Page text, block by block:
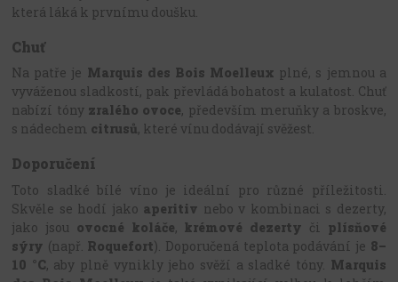
která láká k prvnímu doušku.
Chuť
Na patře je Marquis des Bois Moelleux plné, s jemnou a
vyváženou sladkostí, pak převládá bohatost a kulatost. Chuť
nabízí tóny zralého ovoce, především meruňky a broskve,
s nádechem citrusů, které vínu dodávají svěžest.
Doporučení
Toto sladké bílé víno je ideální pro různé příležitosti.
Skvěle se hodí jako aperitiv nebo v kombinaci s dezerty,
jako jsou ovocné koláče, krémové dezerty či plísňové
sýry (např. Roquefort). Doporučená teplota podávání je 8–
10 °C, aby plně vynikly jeho svěží a sladké tóny. Marquis